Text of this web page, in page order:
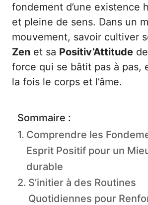
fondement d’une existence
et pleine de sens. Dans un
mouvement, savoir cultiver
Zen et sa Positiv’Attitude
force qui se bâtit pas à pas,
la fois le corps et l’âme.
Sommaire :
Comprendre les
Esprit Positif pour un
durable
S’initier à des Routines
Quotidiennes pour